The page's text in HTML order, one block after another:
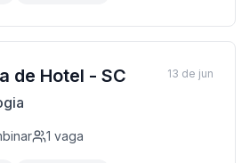
de Hotel - SC
1 vaga
13 de jun